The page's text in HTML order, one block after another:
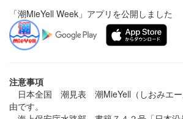
「潮MieYell Week」アプリを公開しました
注意事項
日本全国 潮見表 潮MieYell（しおみエー
由です。